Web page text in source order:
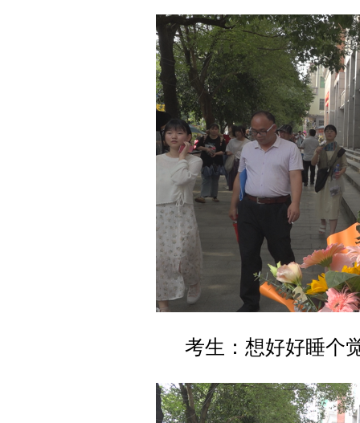
考生：想好好睡个